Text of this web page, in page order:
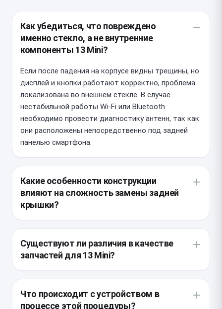
Как убедиться, что повреждено
именно стекло, а не внутренние
компоненты 13 Mini?
Если после падения на корпусе видны трещины, но
дисплей и кнопки работают корректно, проблема
локализована во внешнем стекле. В случае
нестабильной работы Wi-Fi или Bluetooth
необходимо провести диагностику антенн, так как
они расположены непосредственно под задней
панелью смартфона.
Какие особенности конструкции
влияют на сложность замены задней
крышки?
точности при работе с нагревом и лазерным
оборудованием. Из-за компактных размеров
смартфона риск повреждения шлейфов при
выше, чем в стандартных версиях iPhone.
Существуют ли различия в качестве
запчастей для 13 Mini?
аналоги, повторяющие геометрию корпуса. Важно
Что происходит с устройством в
процессе этой процедуры?